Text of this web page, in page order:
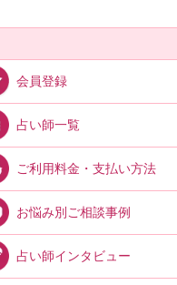
会員登録
占い師一覧
ご利用料金・支払い方法
お悩み別ご相談事例
占い師インタビュー